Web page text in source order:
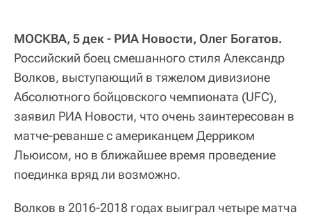
МОСКВА, 5 дек - РИА Новости, Олег Богатов.
Российский боец смешанного стиля Александр
Волков, выступающий в тяжелом дивизионе
Абсолютного бойцовского чемпионата (UFC),
заявил РИА Новости, что очень заинтересован в
матче-реванше с американцем Дерриком
Льюисом, но в ближайшее время проведение
поединка вряд ли возможно.
Волков в 2016-2018 годах выиграл четыре матча